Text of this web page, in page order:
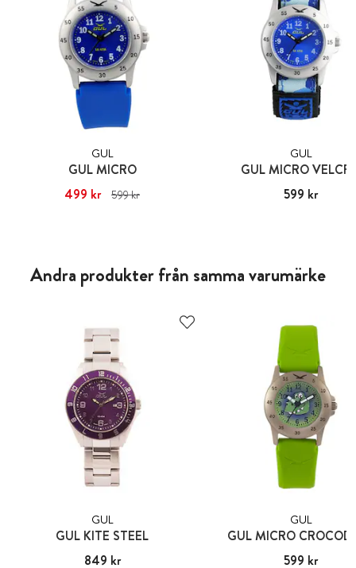
GUL
GUL MICRO
Nuvarande pris: 499 kr
499 kr 599 kr
GUL
GUL MICRO
Pris:599 kr
599 kr
Andra produkter från samma varumärke
GUL
GUL KITE STEEL
Pris:849 kr
849 kr
GUL
GUL MICRO
Pris:599 kr
599 kr